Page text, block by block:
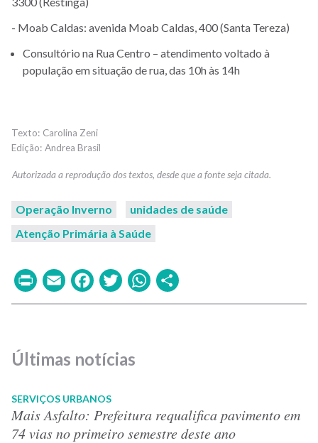
- Moab Caldas: avenida Moab Caldas, 400 (Santa Tereza)
Consultório na Rua Centro – atendimento voltado à
população em situação de rua, das 10h às 14h
Carolina Zeni
Andrea Brasil
Operação Inverno
unidades de saúde
Atenção Primária à Saúde
PrintEmailFacebook
TwitterWhatsApp
Últimas notícias
SERVIÇOS URBANOS
Mais Asfalto: Prefeitura requalifica pavimento em
74 vias no primeiro semestre deste ano